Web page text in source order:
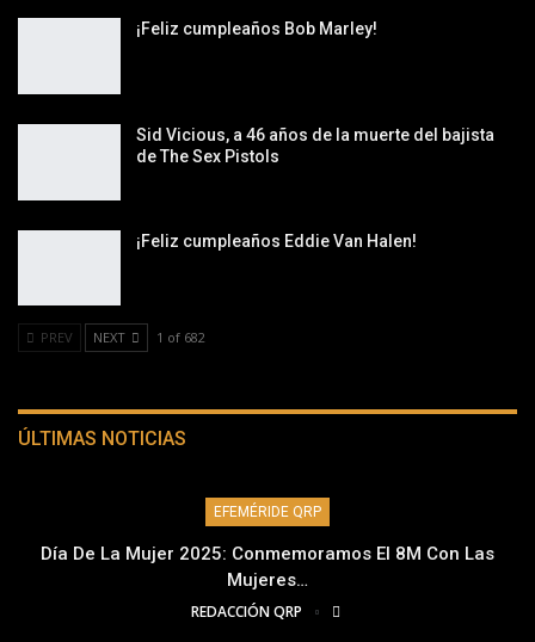
¡Feliz cumpleaños Bob Marley!
Sid Vicious, a 46 años de la muerte del bajista
de The Sex Pistols
¡Feliz cumpleaños Eddie Van Halen!
PREV NEXT 1 of 682
ÚLTIMAS NOTICIAS
EFEMÉRIDE QRP
Día De La Mujer 2025: Conmemoramos El 8M Con Las
Mujeres…
REDACCIÓN QRP